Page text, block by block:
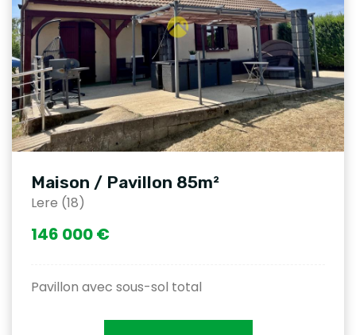
Maison / Pavillon 85m²
Lere (18)
146 000 €
Pavillon avec sous-sol total